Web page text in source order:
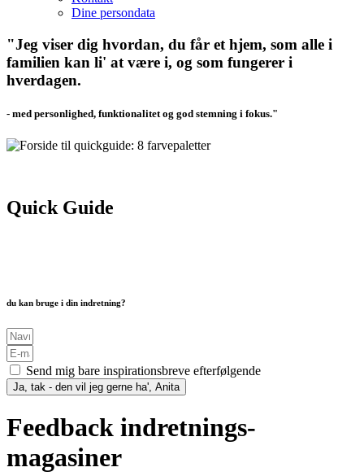
Dine persondata
"Jeg viser dig hvordan, du får et hjem, som alle i
familien kan li' at være i, og som fungerer i
hverdagen.
- med personlighed, funktionalitet og god stemning i fokus."
Quick Guide
du kan bruge i din indretning?
Send mig bare inspirationsbreve efterfølgende
Ja, tak - den vil jeg gerne ha', Anita
Feedback indretnings-
magasiner